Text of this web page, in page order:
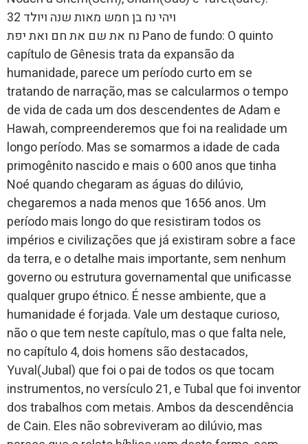
32 ויהי נח בן חמש מאות שנה ויולד
נח את שם את חם ואת יפת Pano de fundo: O quinto
capítulo de Gênesis trata da expansão da
humanidade, parece um período curto em se
tratando de narração, mas se calcularmos o tempo
de vida de cada um dos descendentes de Adam e
Hawah, compreenderemos que foi na realidade um
longo período. Mas se somarmos a idade de cada
primogênito nascido e mais o 600 anos que tinha
Noé quando chegaram as águas do dilúvio,
chegaremos a nada menos que 1656 anos. Um
período mais longo do que resistiram todos os
impérios e civilizações que já existiram sobre a face
da terra, e o detalhe mais importante, sem nenhum
governo ou estrutura governamental que unificasse
qualquer grupo étnico. É nesse ambiente, que a
humanidade é forjada. Vale um destaque curioso,
não o que tem neste capítulo, mas o que falta nele,
no capítulo 4, dois homens são destacados,
Yuval(Jubal) que foi o pai de todos os que tocam
instrumentos, no versículo 21, e Tubal que foi inventor
dos trabalhos com metais. Ambos da descendência
de Cain. Eles não sobreviveram ao dilúvio, mas